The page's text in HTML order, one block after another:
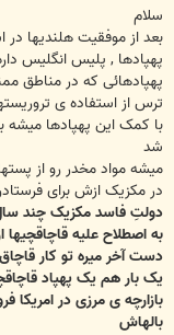
ت
سلام
بعد از موفقیت هلندیها
پهپادها , پلیس انگلیس
پهپادهائی که در مناطق
ترس از استفاده ی
با کمک این پهپادها
شد
میشه مواد مخدر رو از
در مکزیک ازش برای
دولتِ فاسد مکزیک چند سال
دست آخر میره تو کار
بازارچه ی مرزی در امریکا
بالهاش